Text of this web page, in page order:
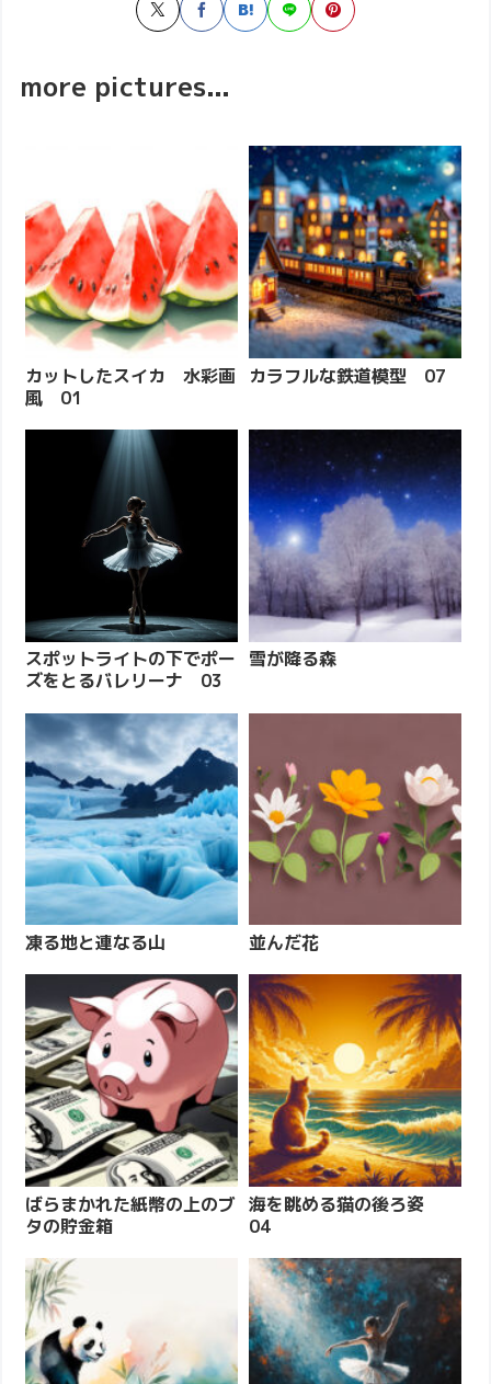
more pictures...
カットしたスイカ 水彩画
風 01
カラフルな鉄道模型 07
スポットライトの下でポー
ズをとるバレリーナ 03
雪が降る森
凍る地と連なる山 並んだ花
ばらまかれた紙幣の上のブ
タの貯金箱
海を眺める猫の後ろ姿
04